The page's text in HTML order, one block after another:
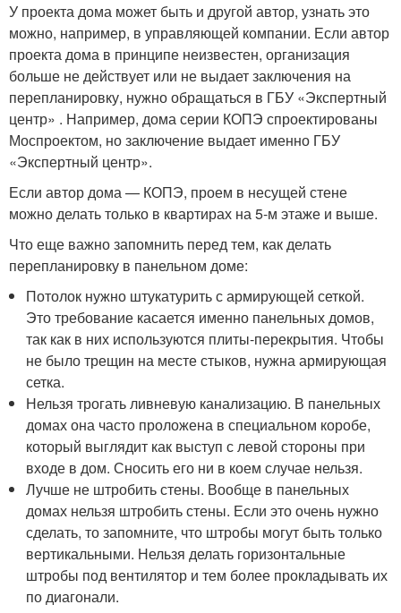
У проекта дома может быть и другой автор, узнать это
можно, например, в управляющей компании. Если автор
проекта дома в принципе неизвестен, организация
больше не действует или не выдает заключения на
перепланировку, нужно обращаться в ГБУ «Экспертный
центр» . Например, дома серии КОПЭ спроектированы
Моспроектом, но заключение выдает именно ГБУ
«Экспертный центр».
Если автор дома — КОПЭ, проем в несущей стене
можно делать только в квартирах на 5-м этаже и выше.
Что еще важно запомнить перед тем, как делать
перепланировку в панельном доме:
Потолок нужно штукатурить с армирующей сеткой.
Это требование касается именно панельных домов,
так как в них используются плиты-перекрытия. Чтобы
не было трещин на месте стыков, нужна армирующая
сетка.
Нельзя трогать ливневую канализацию. В панельных
домах она часто проложена в специальном коробе,
который выглядит как выступ с левой стороны при
входе в дом. Сносить его ни в коем случае нельзя.
Лучше не штробить стены. Вообще в панельных
домах нельзя штробить стены. Если это очень нужно
сделать, то запомните, что штробы могут быть только
вертикальными. Нельзя делать горизонтальные
штробы под вентилятор и тем более прокладывать их
по диагонали.